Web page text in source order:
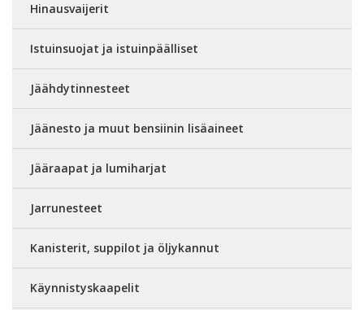
Hinausvaijerit
Istuinsuojat ja istuinpäälliset
Jäähdytinnesteet
Jäänesto ja muut bensiinin lisäaineet
Jääraapat ja lumiharjat
Jarrunesteet
Kanisterit, suppilot ja öljykannut
Käynnistyskaapelit